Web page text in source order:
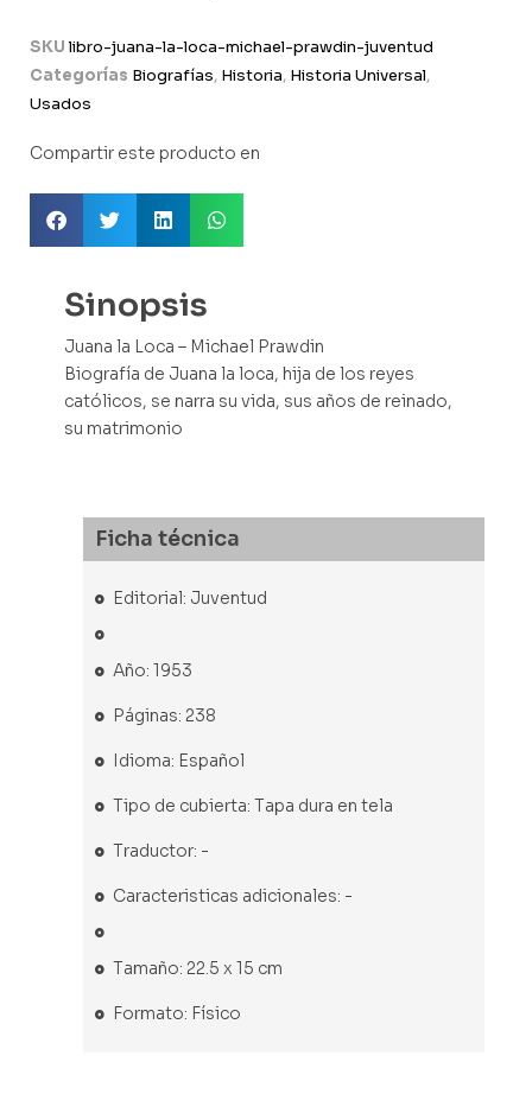
SKUlibro-juana-la-loca-michael-prawdin-juventud
Categorías Biografías, Historia, Historia Universal,
Usados
Compartir este producto en
Sinopsis
Juana la Loca – Michael Prawdin
Biografía de Juana la loca, hija de los reyes
católicos, se narra su vida, sus años de reinado,
su matrimonio
Ficha técnica
Editorial: Juventud
Año: 1953
Páginas: 238
Idioma: Español
Tipo de cubierta: Tapa dura en tela
Traductor: -
Caracteristicas adicionales: -
Tamaño: 22.5 x 15 cm
Formato: Físico